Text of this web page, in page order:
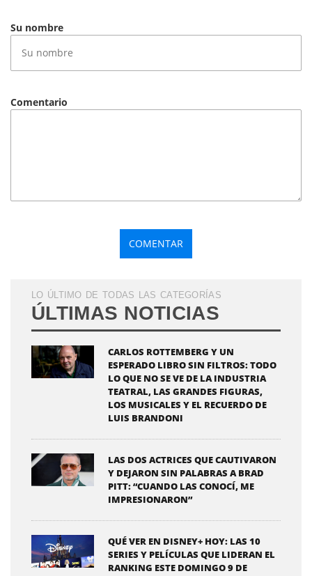
Su nombre
Comentario
LO ÚLTIMO DE TODAS LAS CATEGORÍAS
ÚLTIMAS NOTICIAS
CARLOS ROTTEMBERG Y UN
ESPERADO LIBRO SIN FILTROS: TODO
LO QUE NO SE VE DE LA INDUSTRIA
TEATRAL, LAS GRANDES FIGURAS,
LOS MUSICALES Y EL RECUERDO DE
LUIS BRANDONI
LAS DOS ACTRICES QUE CAUTIVARON
Y DEJARON SIN PALABRAS A BRAD
PITT: “CUANDO LAS CONOCÍ, ME
IMPRESIONARON”
QUÉ VER EN DISNEY+ HOY: LAS 10
SERIES Y PELÍCULAS QUE LIDERAN EL
RANKING ESTE DOMINGO 9 DE